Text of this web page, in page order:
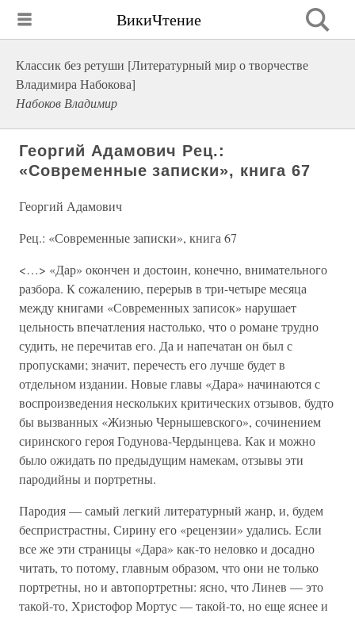
ВикиЧтение
Классик без ретуши [Литературный мир о творчестве
Владимира Набокова]
Набоков Владимир
Георгий Адамович Рец.:
«Современные записки», книга 67
Георгий Адамович
Рец.: «Современные записки», книга 67
<…> «Дар» окончен и достоин, конечно, внимательного
разбора. К сожалению, перерыв в три-четыре месяца
между книгами «Современных записок» нарушает
цельность впечатления настолько, что о романе трудно
судить, не перечитав его. Да и напечатан он был с
пропусками; значит, перечесть его лучше будет в
отдельном издании. Новые главы «Дара» начинаются с
воспроизведения нескольких критических отзывов, будто
бы вызванных «Жизнью Чернышевского», сочинением
сиринского героя Годунова-Чердынцева. Как и можно
было ожидать по предыдущим намекам, отзывы эти
пародийны и портретны.
Пародия — самый легкий литературный жанр, и, будем
беспристрастны, Сирину его «рецензии» удались. Если
все же эти страницы «Дара» как-то неловко и досадно
читать, то потому, главным образом, что они не только
портретны, но и автопортретны: ясно, что Линев — это
такой-то, Христофор Мортус — такой-то, но еще яснее и